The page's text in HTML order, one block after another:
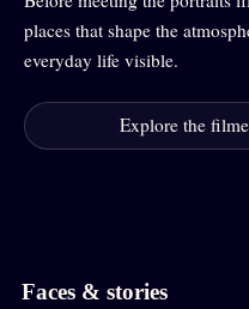
places that shape the
everyday life visible.
Explore the
Faces & stories